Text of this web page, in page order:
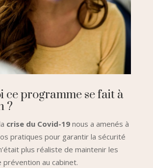
ce programme se fait à
?
crise du Covid-19nous a amenés à
pratiques pour garantir la sécurité
plus réaliste de maintenir les
prévention au cabinet.